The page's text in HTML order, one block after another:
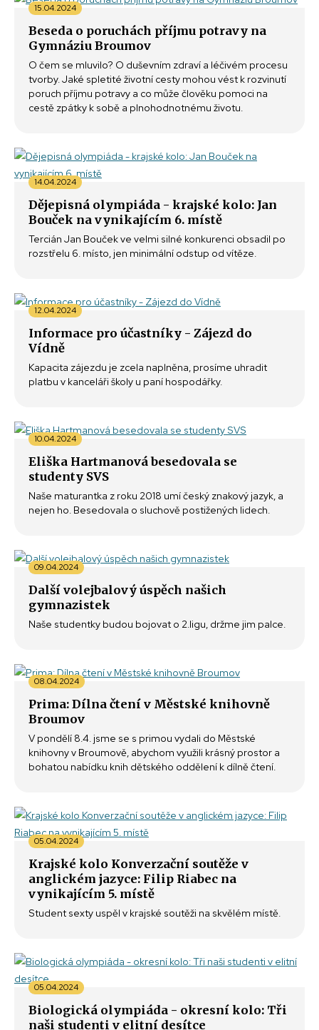
Beseda o poruchách příjmu potravy na
Gymnáziu Broumov
15.04.2024
O čem se mluvilo? O duševním zdraví a léčivém procesu
tvorby. Jaké spletité životní cesty mohou vést k rozvinutí
poruch příjmu potravy a co může člověku pomoci na
cestě zpátky k sobě a plnohodnotnému životu.
Dějepisná olympiáda - krajské kolo: Jan
Bouček na vynikajícím 6. místě
14.04.2024
Tercián Jan Bouček ve velmi silné konkurenci obsadil po
rozstřelu 6. místo, jen minimální odstup od vítěze.
Informace pro účastníky - Zájezd do
Vídně
12.04.2024
Kapacita zájezdu je zcela naplněna, prosíme uhradit
platbu v kanceláři školy u paní hospodářky.
Eliška Hartmanová besedovala se
studenty SVS
10.04.2024
Naše maturantka z roku 2018 umí český znakový jazyk, a
nejen ho. Besedovala o sluchově postižených lidech.
Další volejbalový úspěch našich
gymnazistek
09.04.2024
Naše studentky budou bojovat o 2.ligu, držme jim palce.
Prima: Dílna čtení v Městské knihovně
Broumov
08.04.2024
V pondělí 8.4. jsme se s primou vydali do Městské
knihovny v Broumově, abychom využili krásný prostor a
bohatou nabídku knih dětského oddělení k dílně čtení.
Krajské kolo Konverzační soutěže v
anglickém jazyce: Filip Riabec na
vynikajícím 5. místě
05.04.2024
Student sexty uspěl v krajské soutěži na skvělém místě.
Biologická olympiáda - okresní kolo: Tři
naši studenti v elitní desítce
05.04.2024